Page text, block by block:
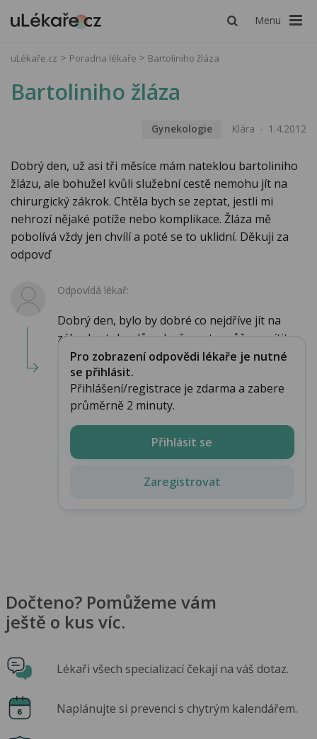
Menu
uLékaře.cz Poradna lékaře Bartoliniho žláza
Bartoliniho žláza
Gynekologie Klára 1.4.2012
Dobrý den, už asi tři měsíce mám nateklou bartoliniho
žlázu, ale bohužel kvůli služební cestě nemohu jít na
chirurgický zákrok. Chtěla bych se zeptat, jestli mi
nehrozí nějaké potíže nebo komplikace. Žláza mě
pobolívá vždy jen chvílí a poté se to uklidní. Děkuji za
odpovď
Odpovídá lékař:
Dobrý den, bylo by dobré co nejdříve jít na
zákrok z toho důvodu, že se to může zanítit, ...
Pro zobrazení odpovědi lékaře je nutné
se přihlásit.
Přihlášení/registrace je zdarma a zabere
průměrně 2 minuty.
Přihlásit se
Zaregistrovat
Dočteno? Pomůžeme vám
ještě o kus víc.
Lékaři všech specializací čekají na váš dotaz.
Naplánujte si prevenci s chytrým kalendářem.